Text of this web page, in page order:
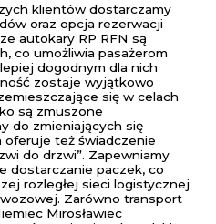
klientów dostarczamy
oraz opcja rezerwacji
autokary RP RFN są
co umożliwia pasażerom
dogodnym dla nich
zostaje wyjątkowo
się w celach
są zmuszone
do zmieniających się
oferuje też świadczenie
do drzwi”. Zapewniamy
dostarczanie paczek, co
rozległej sieci logistycznej
Zarówno transport
Mirosławiec